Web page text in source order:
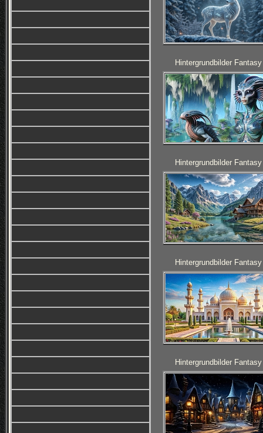
Hintergrundbilder
Hintergrundbilder
Hintergrundbilder
Hintergrundbilder